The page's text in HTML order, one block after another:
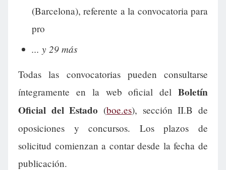
(Barcelona), referente a la convocatoria para
pro
... y 29 más
Todas las convocatorias pueden consultarse
íntegramente en la web oficial del Boletín
Oficial del Estado (boe.es), sección II.B de
oposiciones y concursos. Los plazos de
solicitud comienzan a contar desde la fecha de
publicación.